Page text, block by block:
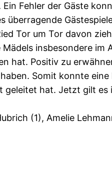
Fehler der Gäste
überragende
Tor um Tor davon
insbesondere im
hat. Positiv zu
Somit konnte eine
geleitet hat. Jetzt gilt es
(1), Amelie